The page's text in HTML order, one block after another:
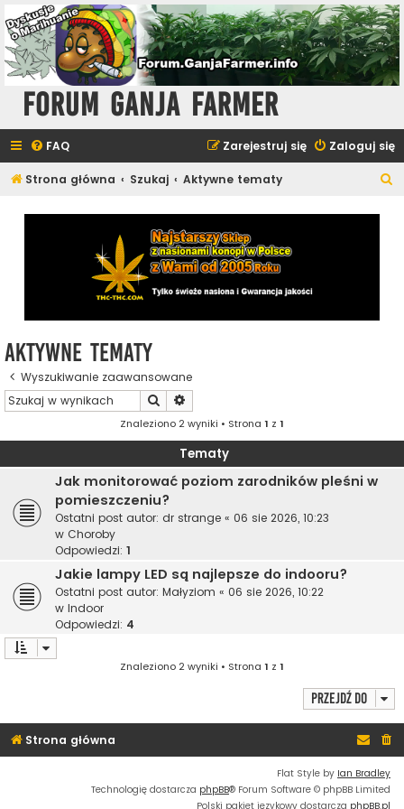
Forum Ganja Farmer
FAQ Zaloguj się
Zarejestruj się
Strona główna Szukaj Aktywne tematy
Aktywne tematy
Wyszukiwanie zaawansowane
Szukaj
Znaleziono 2 wyniki • Strona 1 z 1
Tematy
Jak monitorować poziom zarodników pleśni w
pomieszczeniu?
Ostatni post autor: dr strange « 06 sie 2026, 10:23
w Choroby
Odpowiedzi: 1
Jakie lampy LED są najlepsze do indooru?
Ostatni post autor: Małyziom « 06 sie 2026, 10:22
w Indoor
Odpowiedzi: 4
Znaleziono 2 wyniki • Strona 1 z 1
Przejdź do
Strona główna
Flat Style by Ian Bradley
Technologię dostarcza phpBB® Forum Software © phpBB Limited
Polski pakiet językowy dostarcza phpBB.pl